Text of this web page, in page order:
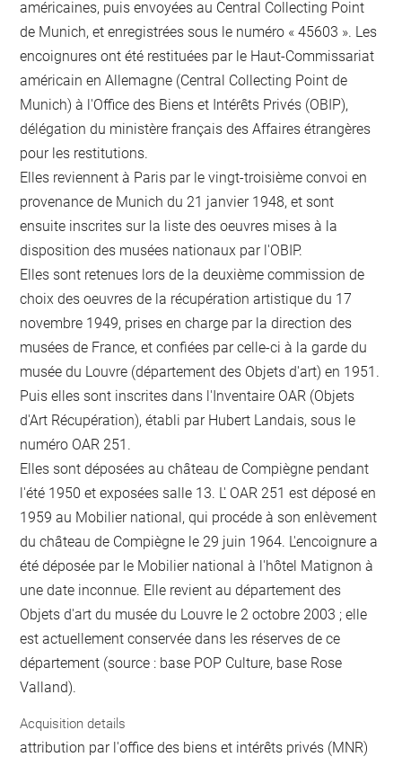
américaines, puis envoyées au Central Collecting Point
de Munich, et enregistrées sous le numéro « 45603 ». Les
encoignures ont été restituées par le Haut-Commissariat
américain en Allemagne (Central Collecting Point de
Munich) à l'Office des Biens et Intérêts Privés (OBIP),
délégation du ministère français des Affaires étrangères
pour les restitutions.
Elles reviennent à Paris par le vingt-troisième convoi en
provenance de Munich du 21 janvier 1948, et sont
ensuite inscrites sur la liste des oeuvres mises à la
disposition des musées nationaux par l'OBIP.
Elles sont retenues lors de la deuxième commission de
choix des oeuvres de la récupération artistique du 17
novembre 1949, prises en charge par la direction des
musées de France, et confiées par celle-ci à la garde du
musée du Louvre (département des Objets d'art) en 1951.
Puis elles sont inscrites dans l'Inventaire OAR (Objets
d'Art Récupération), établi par Hubert Landais, sous le
numéro OAR 251.
Elles sont déposées au château de Compiègne pendant
l'été 1950 et exposées salle 13. L' OAR 251 est déposé en
1959 au Mobilier national, qui procéde à son enlèvement
du château de Compiègne le 29 juin 1964. L'encoignure a
été déposée par le Mobilier national à l'hôtel Matignon à
une date inconnue. Elle revient au département des
Objets d'art du musée du Louvre le 2 octobre 2003 ; elle
est actuellement conservée dans les réserves de ce
département (source : base POP Culture, base Rose
Valland).
Acquisition details
attribution par l'office des biens et intérêts privés (MNR)